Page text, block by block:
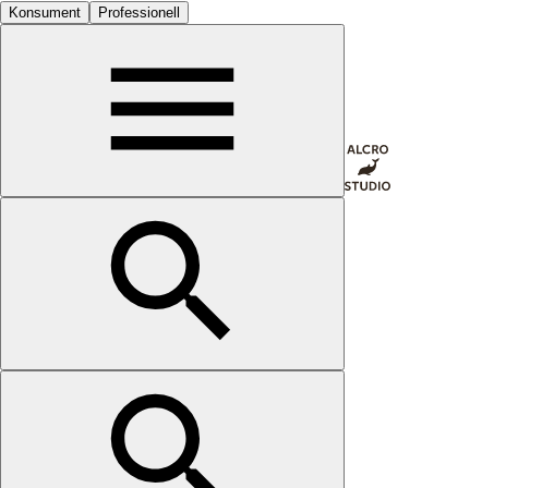
Konsument Professionell